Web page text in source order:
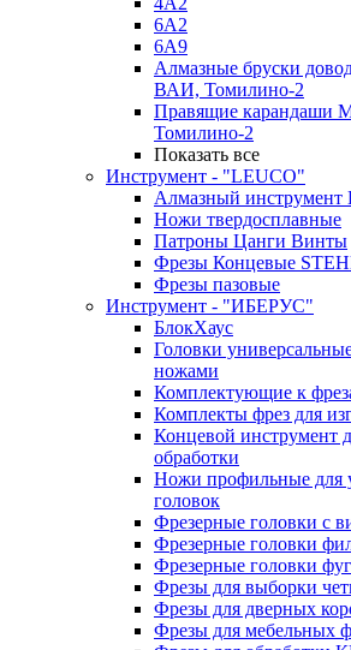
6A2
6A9
Алмазные бруски
ВАИ, Томилино-2
Правящие
Томилино-2
Показать все
Инструмент - "LEUCO"
Алмазный
Ножи твердосплавные
Патроны Цанги Винты
Фрезы Концевые
Фрезы пазовые
Инструмент - "ИБЕРУС"
БлокХаус
Головки
ножами
Комплектующие к
Комплекты фрез для
Концевой инструмент
обработки
Ножи профильные для
головок
Фрезерные головки с
Фрезерные головки
Фрезерные головки
Фрезы для выборки
Фрезы для дверных
Фрезы для мебельных